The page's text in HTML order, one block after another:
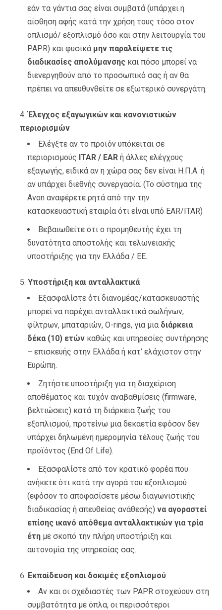
εάν τα γάντια σας είναι συμβατά (υπάρχει η
αίσθηση αφής κατά την χρήση τους τόσο στον
οπλισμό/ εξοπλισμό όσο και στην λειτουργία του
PAPR) και φυσικά μην παραλείψετε τις
διαδικασίες απολύμανσης και πόσο μπορεί να
διενεργηθούν από το προσωπικό σας ή αν θα
πρέπει να απευθυνθείτε σε εξωτερικό συνεργάτη.
Έλεγχος εξαγωγικών και κανονιστικών
περιορισμών
Ελέγξτε αν το προϊόν υπόκειται σε
περιορισμούς ITAR / EAR ή άλλες ελέγχους
εξαγωγής, ειδικά αν η χώρα σας δεν είναι Η.Π.Α. ή
αν υπάρχει διεθνής συνεργασία. (Το σύστημα της
Avon αναφέρετε ρητά από την την
κατασκευαστική εταιρία ότι είναι υπό EAR/ITAR)
Βεβαιωθείτε ότι ο προμηθευτής έχει τη
δυνατότητα αποστολής και τελωνειακής
υποστήριξης για την Ελλάδα / ΕΕ.
Υποστήριξη και ανταλλακτικά
Εξασφαλίστε ότι διανομέας/κατασκευαστής
μπορεί να παρέχει ανταλλακτικά σωλήνων,
φίλτρων, μπαταριών, O-rings, για μια διάρκεια
δέκα (10) ετών καθώς και υπηρεσίες συντήρησης
– επισκευής στην Ελλάδα ή κατ’ ελάχιστον στην
Ευρώπη.
Ζητήστε υποστήριξη για τη διαχείριση
αποθέματος και τυχόν αναβαθμίσεις (firmware,
βελτιώσεις) κατά τη διάρκεια ζωής του
εξοπλισμού, προτείνω μια δεκαετία εφόσον δεν
υπάρχει δηλωμένη ημερομηνία τέλους ζωής του
προϊόντος (End Of Life).
Εξασφαλίστε από τον κρατικό φορέα που
ανήκετε ότι κατά την αγορά του εξοπλισμού
(εφόσον το αποφασίσετε μέσω διαγωνιστικής
διαδικασίας ή απευθείας ανάθεσής) να αγοραστεί
επίσης ικανό απόθεμα ανταλλακτικών για τρία
έτη με σκοπό την πλήρη υποστήριξη και
αυτονομία της υπηρεσίας σας.
Εκπαίδευση και δοκιμές εξοπλισμού
Αν και οι σχεδιαστές των PAPR στοχεύουν στη
συμβατότητα με όπλα, οι περισσότεροι